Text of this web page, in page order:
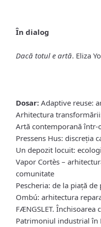
În dialog
Dacă totul e artă. Eliza
Dosar: Adaptive reuse:
Arhitectura
Artă contemporană într-
Pressens Hus: discreția
Un depozit locuit:
Vapor Cortès –
comunitate
Pescheria: de la piață
Ombú: arhitectura
FÆNGSLET. Închisoarea
Patrimoniul industrial în